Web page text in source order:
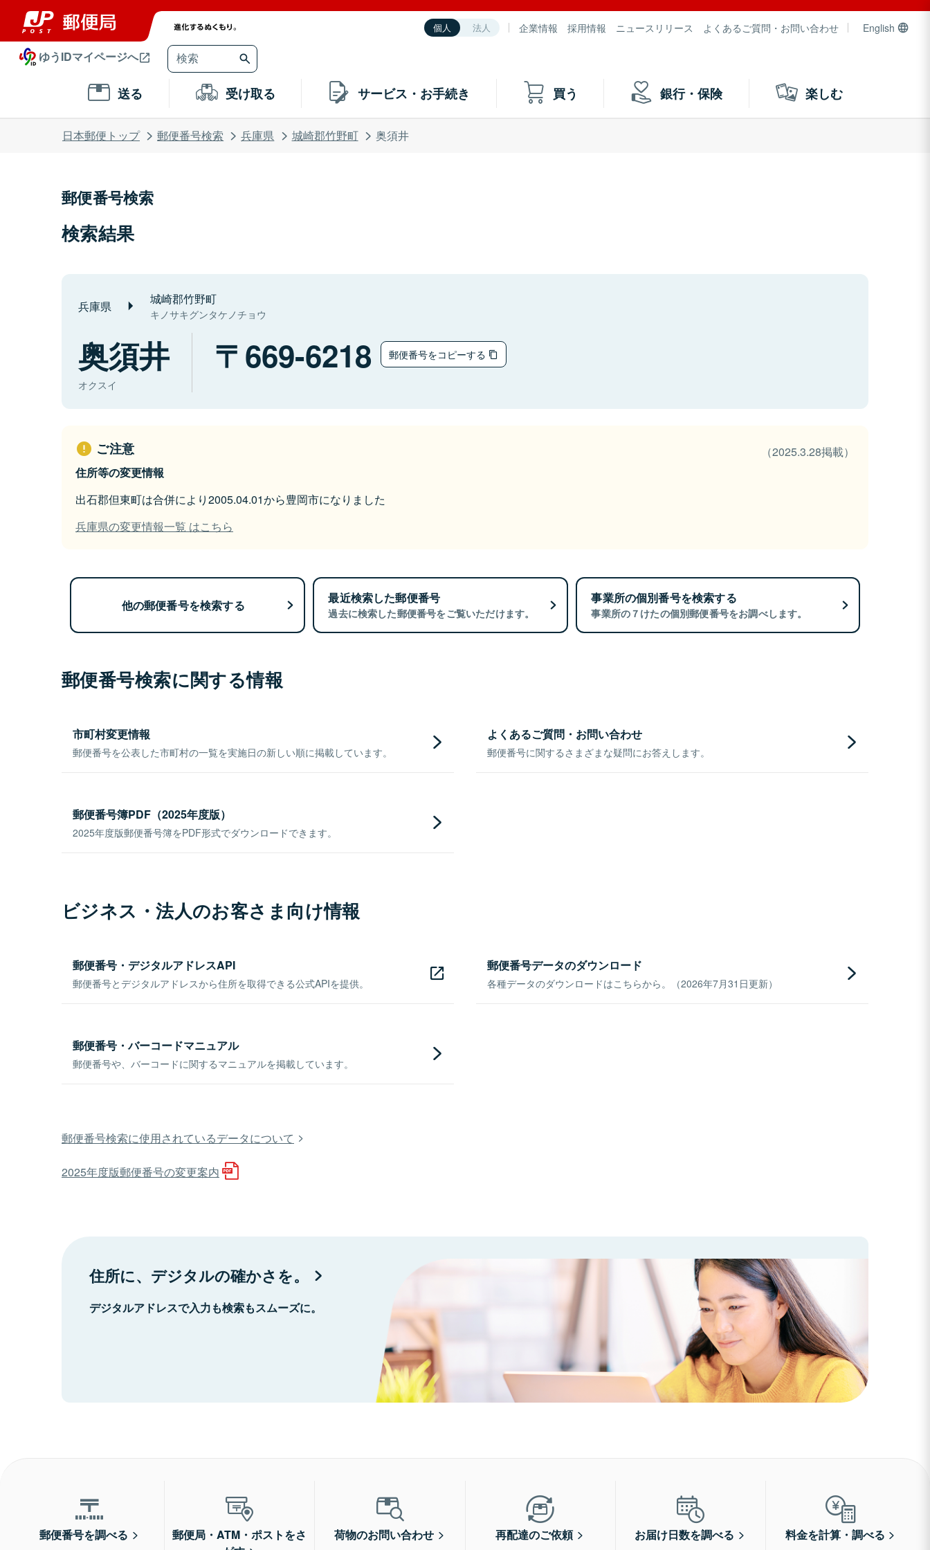
個人 法人 企業情報 採用情報 ニュースリリース よくあるご質問・お問い合わせ English
ゆうIDマイページへ
送る 受け取る サービス・お手続き 買う 銀行・保険 楽しむ
日本郵便トップ 郵便番号検索 兵庫県 城崎郡竹野町 奥須井
郵便番号検索
検索結果
兵庫県 城崎郡竹野町
キノサキグンタケノチョウ
奥須井
オクスイ
669-6218 郵便番号をコピーする
ご注意
（2025.3.28掲載）
住所等の変更情報
出石郡但東町は合併により2005.04.01から豊岡市になりました
兵庫県の変更情報一覧 はこちら
他の郵便番号を検索する 最近検索した郵便番号
過去に検索した郵便番号をご覧いただけます。
事業所の個別番号を検索する
事業所の７けたの個別郵便番号をお調べします。
郵便番号検索に関する情報
市町村変更情報
郵便番号を公表した市町村の一覧を実施日の新しい順に掲載しています。
よくあるご質問・お問い合わせ
郵便番号に関するさまざまな疑問にお答えします。
郵便番号簿PDF（2025年度版）
2025年度版郵便番号簿をPDF形式でダウンロードできます。
ビジネス・法人のお客さま向け情報
郵便番号・デジタルアドレスAPI
郵便番号とデジタルアドレスから住所を取得できる公式APIを提供。
郵便番号データのダウンロード
各種データのダウンロードはこちらから。（2026年7月31日更新）
郵便番号・バーコードマニュアル
郵便番号や、バーコードに関するマニュアルを掲載しています。
郵便番号検索に使用されているデータについて
2025年度版郵便番号の変更案内
住所に、デジタルの確かさを。
デジタルアドレスで入力も検索もスムーズに。
郵便番号を調べる
郵便局・ATM・ポストをさ
荷物のお問い合わせ 再配達のご依頼 お届け日数を調べる 料金を計算・調べる